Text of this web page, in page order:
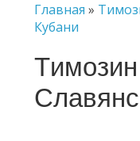
Главная »
Кубани